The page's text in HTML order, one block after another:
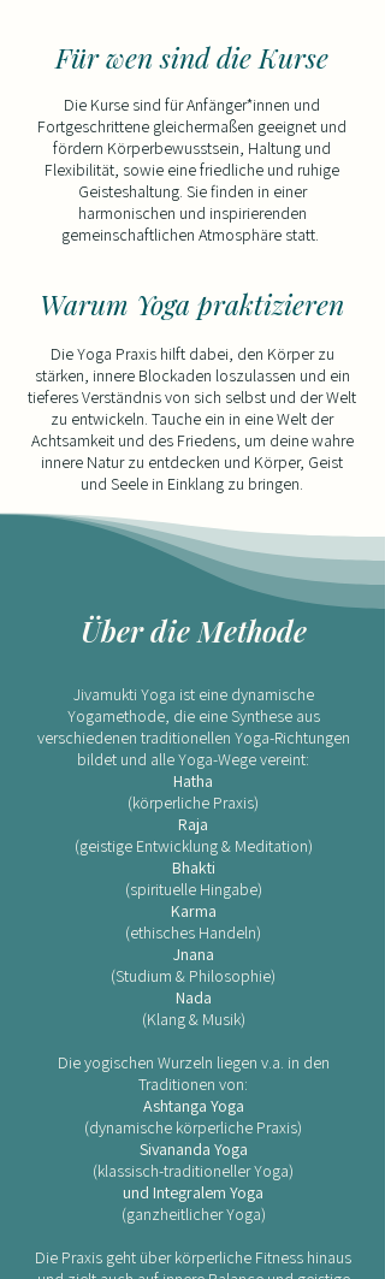
Für wen sind die Kurse
Die Kurse sind für Anfänger*innen und
Fortgeschrittene gleichermaßen geeignet und
fördern Körperbewusstsein, Haltung und
Flexibilität, sowie eine friedliche und ruhige
Geisteshaltung. Sie finden in einer
harmonischen und inspirierenden
gemeinschaftlichen Atmosphäre statt. ​
Warum Yoga praktizieren
Die Yoga Praxis hilft dabei, den Körper zu
stärken, innere Blockaden loszulassen und ein
tieferes Verständnis von sich selbst und der Welt
zu entwickeln. Tauche ein in eine Welt der
Achtsamkeit und des Friedens, um deine wahre
innere Natur zu entdecken und Körper, Geist
und Seele in Einklang zu bringen.
Über die Methode​​​
​​​​Jivamukti Yoga ist eine dynamische
Yogamethode, die eine Synthese aus
verschiedenen traditionellen Yoga-Richtungen
bildet und alle Yoga-Wege vereint:
Hatha
(körperliche Praxis)
Raja
(geistige Entwicklung & Meditation)
Bhakti
(spirituelle Hingabe)
Karma
(ethisches Handeln)
Jnana
(Studium & Philosophie)
Nada
(Klang & Musik)
Die yogischen Wurzeln liegen v.a. in den
Traditionen von:
Ashtanga Yoga
(dynamische körperliche Praxis)
Sivananda Yoga
(klassisch-traditioneller Yoga)
und Integralem Yoga
(ganzheitlicher Yoga)
Die Praxis geht über körperliche Fitness hinaus